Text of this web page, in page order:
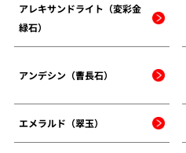
アレキサンドライト（変彩金
緑石）
アンデシン（曹長石）
エメラルド（翠玉）